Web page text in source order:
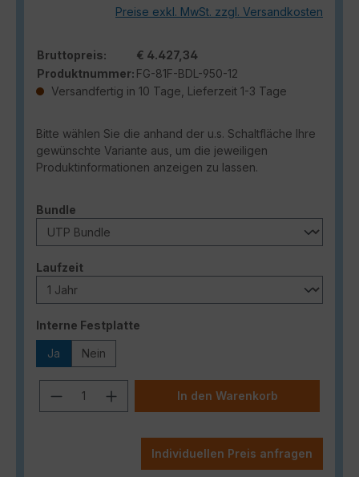
Preise exkl. MwSt. zzgl. Versandkosten
Bruttopreis:
€ 4.427,34
Produktnummer: FG-81F-BDL-950-12
Versandfertig in 10 Tage, Lieferzeit 1-3 Tage
Bitte wählen Sie die anhand der u.s. Schaltfläche Ihre
gewünschte Variante aus, um die jeweiligen
Produktinformationen anzeigen zu lassen.
Bundle
Laufzeitauswählen
Interne Festplatte
Ja Nein
Produkt Anzahl: Gib den
In den Warenkorb
Individuellen Preis anfragen